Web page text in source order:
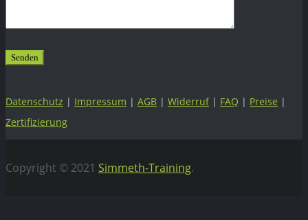
Datenschutz | Impressum | AGB | Widerruf| FAQ | Preise |
Zertifizierung
Copyright © 2021 Simmeth-Training.